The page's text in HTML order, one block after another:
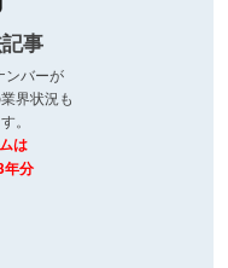
事
ンバーが
界状況も
。
は
年分